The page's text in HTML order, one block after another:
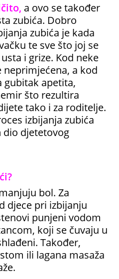
a ovo se također
zubića. Dobro
zubića je kada
te sve što joj se
i grize. Kod neke
neprimjećena, a kod
gubitak apetita,
što rezultira
tako i za roditelje.
izbijanja zubića
dio djetetovog
bol. Za
djece pri izbijanju
punjeni vodom
koji se čuvaju u
Također,
ili lagana masaža